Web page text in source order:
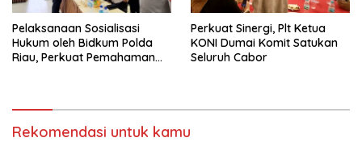
Pelaksanaan Sosialisasi
Hukum oleh Bidkum Polda
Riau, Perkuat Pemahaman
Perkuat Sinergi, Plt Ketua
KONI Dumai Komit Satukan
Seluruh Cabor
Rekomendasi untuk kamu